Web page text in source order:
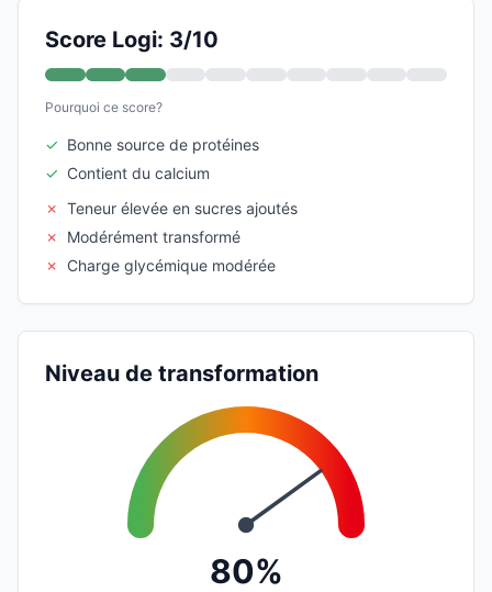
Score Logi: 3/10
Pourquoi ce score?
✓ Bonne source de protéines
✓ Contient du calcium
✗ Teneur élevée en sucres ajoutés
✗
Modérément transformé
✗
Charge glycémique modérée
Niveau de transformation
80%